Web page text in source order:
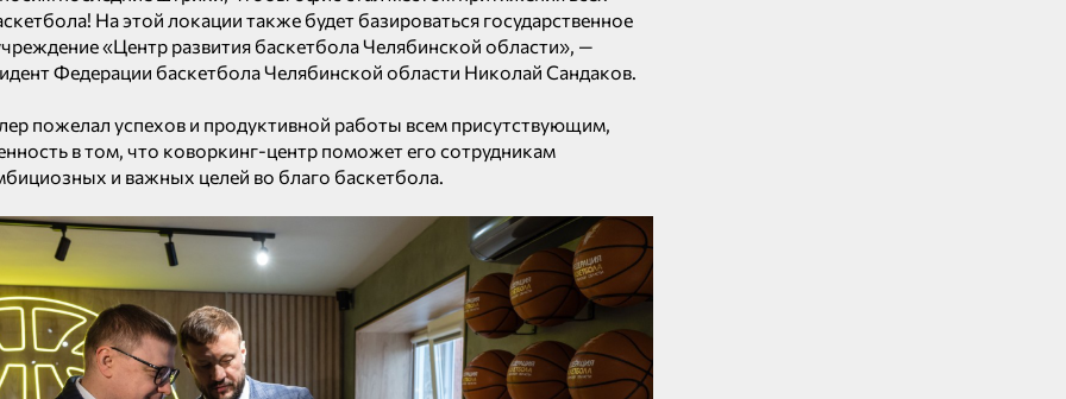
На этой локации также будет базироваться государственное
«Центр развития баскетбола Челябинской области», —
Федерации баскетбола Челябинской области Николай Сандаков.
пожелал успехов и продуктивной работы всем присутствующим,
в том, что коворкинг-центр поможет его сотрудникам
и важных целей во благо баскетбола.